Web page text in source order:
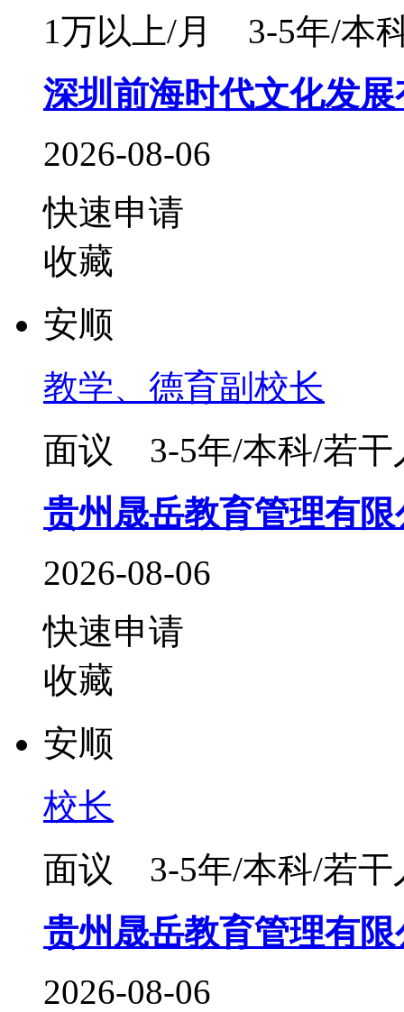
1万以上/月
3-5年/本
深圳前海时代文化发
2026-08-06
快速申请
收藏
安顺
教学、德育副校长
面议 3-5年/本科/若干
贵州晟岳教育管理有限
2026-08-06
快速申请
收藏
安顺
校长
面议 3-5年/本科/若干
贵州晟岳教育管理有限
2026-08-06